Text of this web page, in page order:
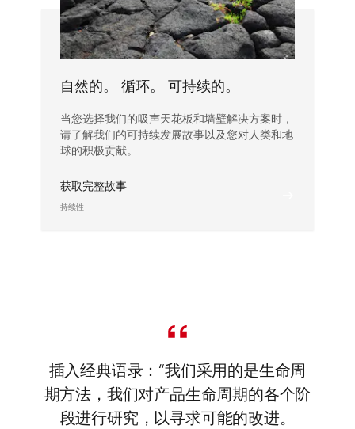
自然的。 循环。 可持续的。
当您选择我们的吸声天花板和墙壁解决方案时，
请了解我们的可持续发展故事以及您对人类和地
球的积极贡献。
获取完整故事
持续性
插入经典语录：“我们采用的是生命周
期方法，我们对产品生命周期的各个阶
段进行研究，以寻求可能的改进。